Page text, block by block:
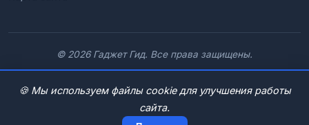
© 2026 Гаджет Гид. Все права защищены.
🍪 Мы используем файлы cookie для улучшения работы
сайта.